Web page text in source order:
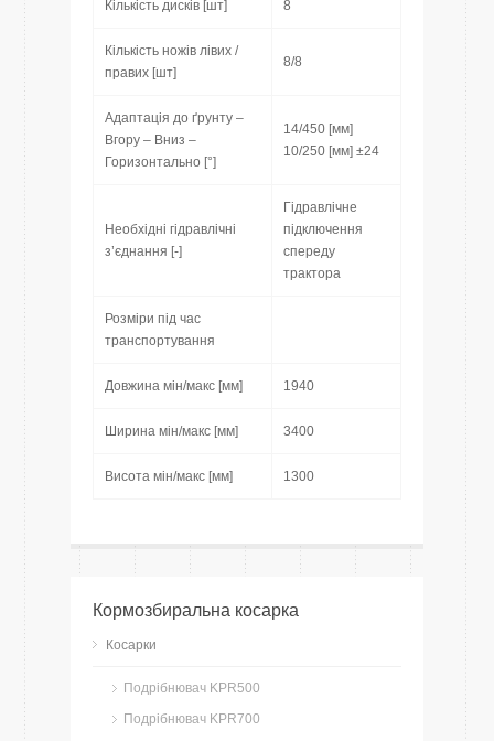
Кількість дисків [шт] 8
Кількість ножів лівих /
правих [шт]
8/8
Адаптація до ґрунту –
Вгору – Вниз –
Горизонтально [°]
14/450 [мм]
10/250 [мм] ±24
Необхідні гідравлічні
з’єднання [-]
Гідравлічне
підключення
спереду
трактора
Розміри під час
транспортування
Довжина мін/макс [мм] 1940
Ширина мін/макс [мм] 3400
Висота мін/макс [мм] 1300
Кормозбиральна косарка
Косарки
Подрібнювач KPR500
Подрібнювач KPR700